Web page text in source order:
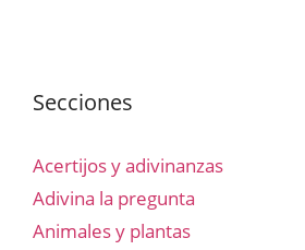
Secciones
Acertijos y adivinanzas
Adivina la pregunta
Animales y plantas